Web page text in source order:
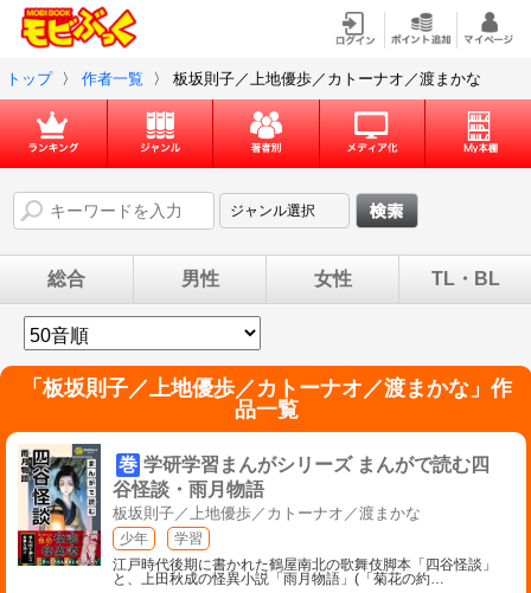
トップ 〉 作者一覧 〉 板坂則子／上地優歩／カトーナオ／渡まかな
総合 男性 女性 TL・BL
「板坂則子／上地優歩／カトーナオ／渡まかな」作
品一覧
巻 学研学習まんがシリーズ まんがで読む四
谷怪談・雨月物語
板坂則子／上地優歩／カトーナオ／渡まかな
少年
学習
江戸時代後期に書かれた鶴屋南北の歌舞伎脚本「四谷怪談」
と、上田秋成の怪異小説「雨月物語」(「菊花の約…